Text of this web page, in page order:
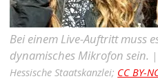
Bei einem Live-Auftritt muss
dynamisches Mikrofon sein.
Hessische Staatskanzlei; CC BY-